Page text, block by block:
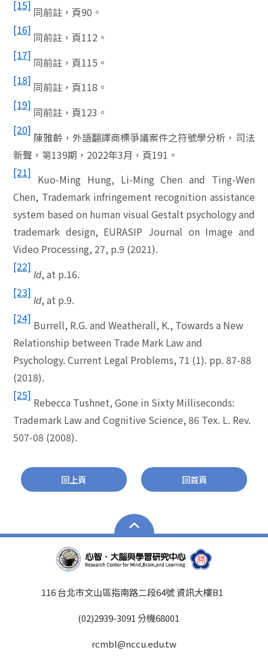
[15]
同前註，頁90 。
[16]
同前註，頁112 。
[17]
同前註，頁115 。
[18]
同前註，頁118 。
[19]
同前註，頁123 。
[20]
陳雅齡，外語翻譯商標爭議案件之符號學分析，司法
新聲，第139期， 2022年3月，頁191 。
[21]
Kuo-Ming Hung, Li-Ming Chen and Ting-Wen
Chen, Trademark infringement recognition assistance
system based on human visual Gestalt psychology and
trademark design, EURASIP Journal on Image and
Video Processing, 27, p.9 (2021).
[22]
Id, at p.16.
[23]
Id, at p.9.
[24]
Burrell, R.G. and Weatherall, K., Towards a New
Relationship between Trade Mark Law and
Psychology. Current Legal Problems, 71 (1). pp. 87-88
(2018).
[25]
Rebecca Tushnet, Gone in Sixty Milliseconds:
Trademark Law and Cognitive Science, 86 Tex. L. Rev.
507-08 (2008).
回上頁 回首頁
116 台北市文山區指南路二段64號 資訊大樓B1
(02)2939-3091 分機68001
rcmbl@nccu.edu.tw